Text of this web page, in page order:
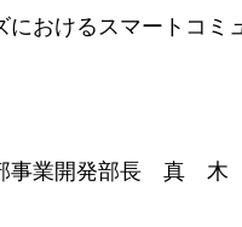
トコミュニテ
部事業開発部長